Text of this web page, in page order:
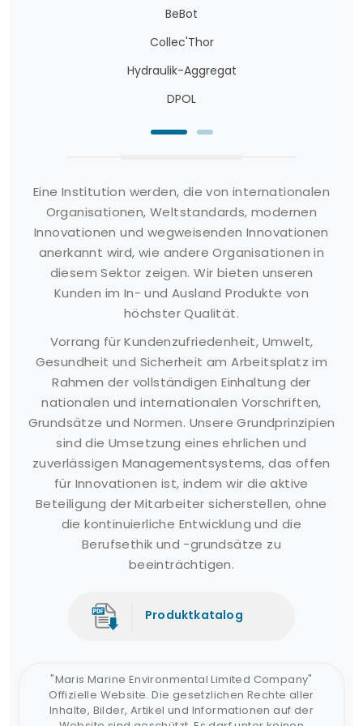
unterstützt sowohl die Umweltgesundheit als auch
den Schutz von Wasserlebewesen und trägt so zur
Nachhaltigkeit aquatischer Ökosysteme bei.
Wartung und Nachhaltigkeit von
regelmäßige Wartung umfasst die Überprüfung,
Reinigung und den Austausch mechanischer und
elektronischer Komponenten bei Bedarf. Im
Hinblick auf Nachhaltigkeit ist Jellyfishbot so
konzipiert, dass es energieeffizient ist und nur
minimale Auswirkungen auf die Umwelt hat. Dies
trägt sowohl zur Senkung der Betriebskosten als
Jellyfishbot ist ein innovatives Reinigungswerkzeug,
das entwickelt wurde, um die Verschmutzung der
Wasseroberfläche zu reduzieren und
Wasserlebensräume zu schützen. Es stellt die
Kombination von Technologie- und
Umweltschutzbemühungen im Kampf gegen die
Wasserverschmutzung dar.
BeBot
Collec'Thor
Hydraulik-Aggregat
DPOL
Eine Institution werden, die von internationalen
Organisationen, Weltstandards, modernen
Innovationen und wegweisenden Innovationen
anerkannt wird, wie andere Organisationen in
diesem Sektor zeigen. Wir bieten unseren
Kunden im In- und Ausland Produkte von
höchster Qualität.
Vorrang für Kundenzufriedenheit, Umwelt,
Gesundheit und Sicherheit am Arbeitsplatz im
Rahmen der vollständigen Einhaltung der
nationalen und internationalen Vorschriften,
Grundsätze und Normen. Unsere Grundprinzipien
sind die Umsetzung eines ehrlichen und
zuverlässigen Managementsystems, das offen
für Innovationen ist, indem wir die aktive
Beteiligung der Mitarbeiter sicherstellen, ohne
die kontinuierliche Entwicklung und die
Berufsethik und -grundsätze zu
beeinträchtigen.
Produktkatalog
"Maris Marine Environmental Limited Company"
Offizielle Website. Die gesetzlichen Rechte aller
Inhalte, Bilder, Artikel und Informationen auf der